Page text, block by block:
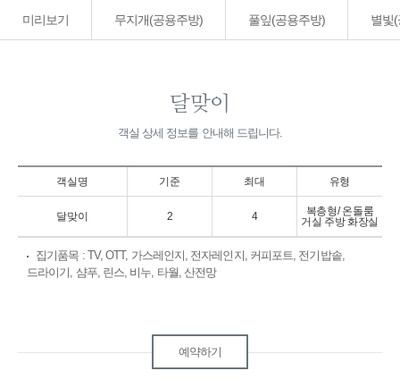
미리보기 무지개(공용주방) 풀잎(공용주방) 별빛
달맞이
객실 상세 정보를 안내해 드립니다.
객실명 기준 최대 유형
달맞이 2 4
복층형/ 온돌룸
거실 주방 화장실
집기품목 : TV, OTT, 가스레인지, 전자레인지, 커피포트, 전기밥솥,
드라이기, 샴푸, 린스, 비누, 타월, 산전망
예약하기